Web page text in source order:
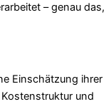
– genau das,
Einschätzung ihrer
und